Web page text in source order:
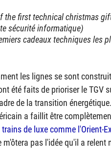
the first technical christmas
sécurité informatique)
cadeaux techniques les
les lignes se sont
été faits de prioriser leTGV
de la transition
a faillit être
de luxe comme l'Orient-
pas l'idée qu'il a relent